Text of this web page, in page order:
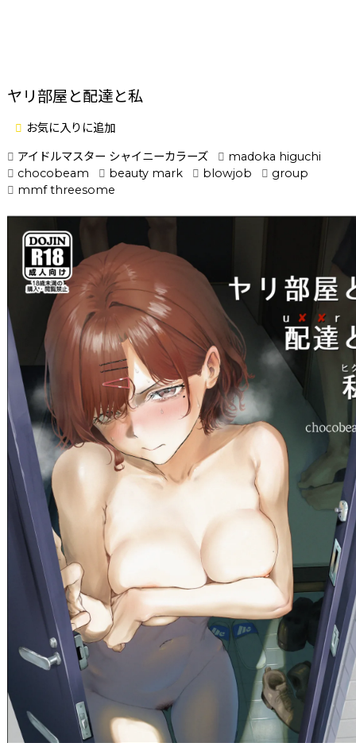
ヤリ部屋と配達と私
お気に入りに追加
アイドルマスター シャイニーカラーズ
madoka higuchi
chocobeam
beauty mark blowjob
group
mmf threesome